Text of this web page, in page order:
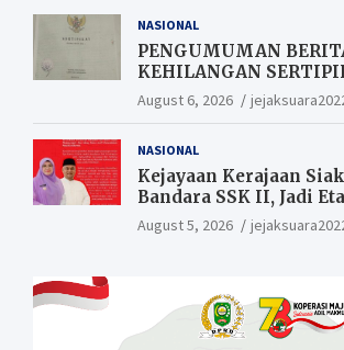
NASIONAL
PENGUMUMAN
KEHILANGAN
MILIK (SHM).
August 6, 2026
NASIONAL
Kejayaan Kerajaan
Bandara SSK II, Jadi
Gerbang Riau
August 5, 2026